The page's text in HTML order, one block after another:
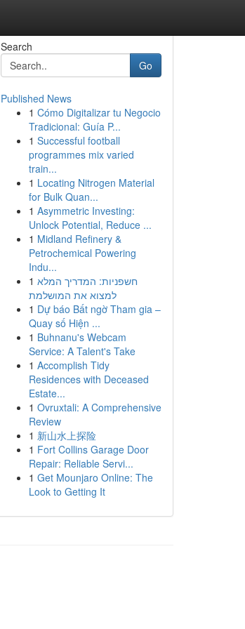
Search
Go
Published News
1 Cómo Digitalizar tu Negocio
Tradicional: Guía P...
1 Successful football
programmes mix varied
train...
1 Locating Nitrogen Material
for Bulk Quan...
1 Asymmetric Investing:
Unlock Potential, Reduce ...
1 Midland Refinery &
Petrochemical Powering
Indu...
1 חשפניות: המדריך המלא
למצוא את המושלמת
1 Dự báo Bất ngờ Tham gia –
Quay số Hiện ...
1 Buhnanu's Webcam
Service: A Talent's Take
1 Accomplish Tidy
Residences with Deceased
Estate...
1 Ovruxtali: A Comprehensive
Review
1 新山水上探险
1 Fort Collins Garage Door
Repair: Reliable Servi...
1 Get Mounjaro Online: The
Look to Getting It